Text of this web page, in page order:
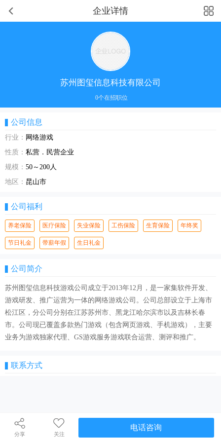
企业详情
分享 关注
电话咨询
苏州图玺信息科技有限公司
0个在招职位
公司信息
行业： 网络游戏
性质： 私营．民营企业
规模： 50～200人
地区： 昆山市
公司福利
养老保险 医疗保险 失业保险 工伤保险 生育保险 年终奖
节日礼金 带薪年假 生日礼金
公司简介
苏州图玺信息科技游戏公司成立于2013年12月，是一家集软件开发、
游戏研发、推广运营为一体的网络游戏公司。公司总部设立于上海市
松江区，分公司分别在江苏苏州市、黑龙江哈尔滨市以及吉林长春
市。公司现已覆盖多款热门游戏（包含网页游戏、手机游戏），主要
业务为游戏独家代理、GS游戏服务游戏联合运营、测评和推广。
联系方式